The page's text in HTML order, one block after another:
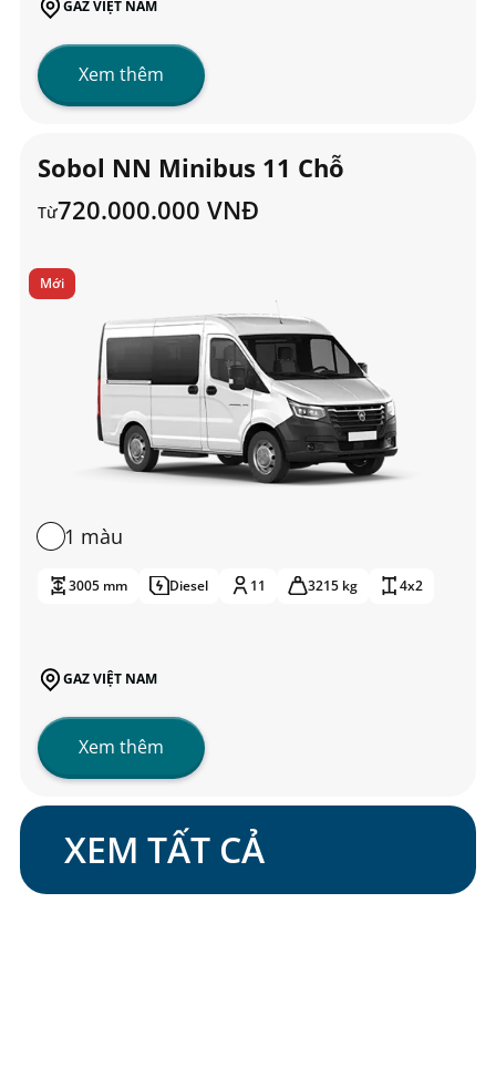
GAZ VIỆT NAM
Xem thêm
Sobol NN Minibus 11 Chỗ
Từ720.000.000 VNĐ
Mới
1 màu
3005 mm Diesel 11 3215 kg 4x2
GAZ VIỆT NAM
Xem thêm
XEM TẤT CẢ